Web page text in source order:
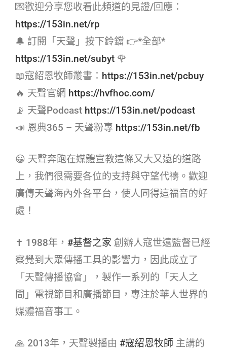
💌歡迎分享您收看此頻道的見證/回應：
https://153in.net/rp
🔔 訂閱「天聲」按下鈴鐺 👉*全部*
https://153in.net/subyt 🌹
📖寇紹恩牧師叢書： https://153in.net/pcbuy
🔥 天聲官網 https://hvfhoc.com/
📡 天聲Podcast https://153in.net/podcast
📣 恩典365 – 天聲粉專 https://153in.net/fb
😀 天聲奔跑在媒體宣教這條又大又遠的道路
上，我們很需要各位的支持與守望代禱。歡迎
廣傳天聲海內外各平台，使人同得這福音的好
處！
✝ 1988年， #基督之家​ 創辦人寇世遠監督已經
察覺到大眾傳播工具的影響力，因此成立了
「天聲傳播協會」，製作一系列的「天人之
間」電視節目和廣播節目，專注於華人世界的
媒體福音事工。
🙏 2013年，天聲製播由 #寇紹恩牧師​ 主講的